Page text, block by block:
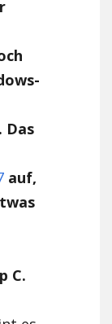
Das
auf,
C.